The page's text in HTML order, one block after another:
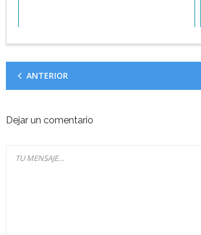
ANTERIOR
Dejar un comentario